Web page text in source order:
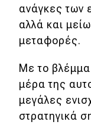
ανάγκες των
αλλά και
μεταφορές.
Με το
μέρα της
μεγάλες
στρατηγικά